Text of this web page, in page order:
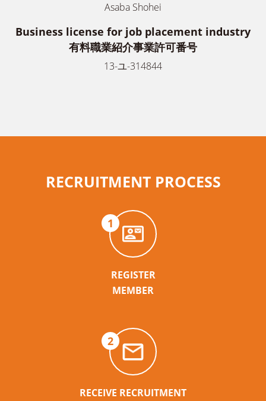
Asaba Shohei
Business license for job placement industry
有料職業紹介事業許可番号
13-ユ-314844
RECRUITMENT PROCESS
1
REGISTER
MEMBER
2
RECEIVE RECRUITMENT